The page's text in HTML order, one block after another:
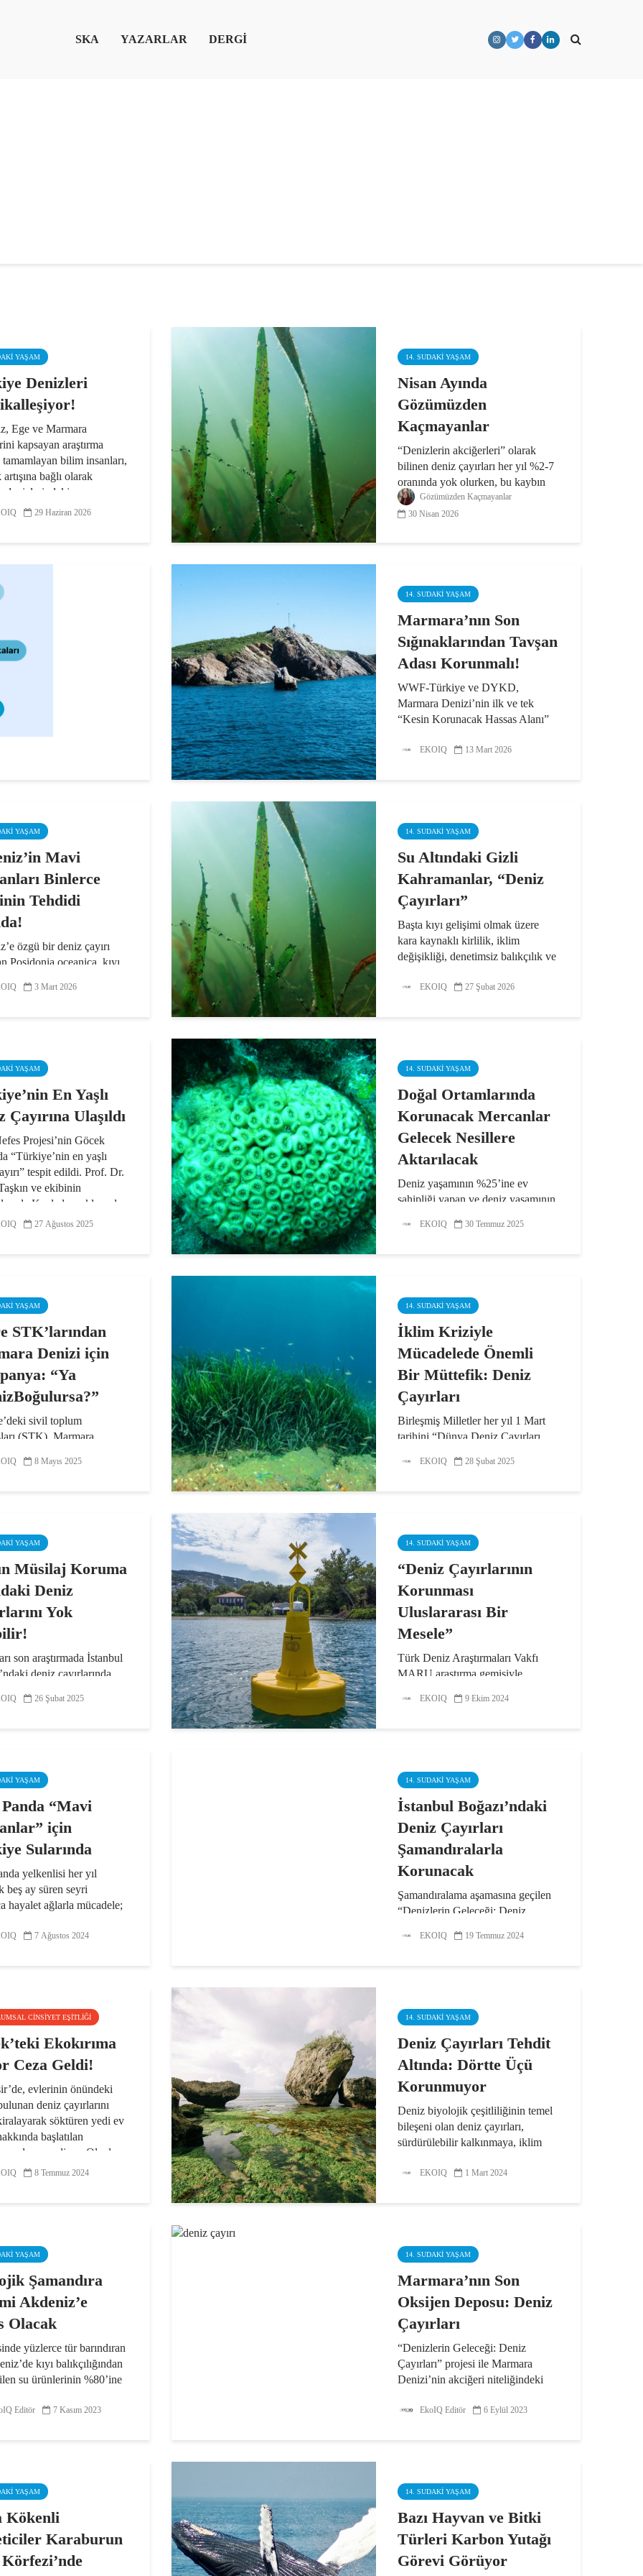
SKA YAZARLAR DERGİ
YAŞAM
Denizleri
Ege ve Marmara
kapsayan araştırma
bilim insanları,
artışına bağlı olarak
denizlerindeki
eğiliminin sürdüğünü
29 Haziran 2026
14. SUDAKI YAŞAM
Nisan Ayında
Gözümüzden
Kaçmayanlar
“Denizlerin akciğerleri” olarak
bilinen deniz çayırları her yıl %2-7
oranında yok olurken, bu kaybın
küresel ekonomiye yıllık
maliyetinin 42 milyar dolara
Gözümüzden Kaçmayanlar
30 Nisan 2026
14. SUDAKI YAŞAM
Marmara’nın Son
Sığınaklarından Tavşan
Adası Korunmalı!
WWF-Türkiye ve DYKD,
Marmara Denizi’nin ilk ve tek
“Kesin Korunacak Hassas Alanı”
tehditleri sıraladı. “Av Değil,
EKOIQ 13 Mart 2026
YAŞAM
Mavi
Binlerce
Tehdidi
özgü bir deniz çayırı
Posidonia oceanica, kıyı
biri. 20.000 km²’yi
3 Mart 2026
14. SUDAKI YAŞAM
Su Altındaki Gizli
Kahramanlar, “Deniz
Çayırları”
Başta kıyı gelişimi olmak üzere
kara kaynaklı kirlilik, iklim
değişikliği, denetimsiz balıkçılık ve
çayırlarının ve ilişkili
EKOIQ 27 Şubat 2026
YAŞAM
En Yaşlı
Çayırına Ulaşıldı
Projesi’nin Göcek
“Türkiye’nin en yaşlı
tespit edildi. Prof. Dr.
ve ekibinin
Kızılada açıklarında
deniz çayırının 2.000
27 Ağustos 2025
14. SUDAKI YAŞAM
Doğal Ortamlarında
Korunacak Mercanlar
Gelecek Nesillere
Aktarılacak
Deniz yaşamının %25’ine ev
sahipliği yapan ve deniz yaşamının
üstlenen mercanlar; iklim
EKOIQ 30 Temmuz 2025
YAŞAM
STK’larından
Denizi için
“Ya
sivil toplum
(STK), Marmara
etkisini artıran müsilaj
8 Mayıs 2025
14. SUDAKI YAŞAM
İklim Kriziyle
Mücadelede Önemli
Bir Müttefik: Deniz
Çayırları
Birleşmiş Milletler her yıl 1 Mart
tarihini “Dünya Deniz Çayırları
ülkede 300 bin kilometrekareden
EKOIQ 28 Şubat 2025
YAŞAM
Müsilaj Koruma
Deniz
Yok
son araştırmada İstanbul
deniz çayırlarında
Prof. Dr. Bayram Öztürk,
26 Şubat 2025
14. SUDAKI YAŞAM
“Deniz Çayırlarının
Korunması
Uluslararası Bir
Mesele”
Türk Deniz Araştırmaları Vakfı
MARU araştırma gemisiyle
bulunan Güney Koreli heyet,
EKOIQ 9 Ekim 2024
YAŞAM
“Mavi
için
Sularında
yelkenlisi her yıl
beş ay süren seyri
hayalet ağlarla mücadele;
“mavi ormanlar” adıyla
7 Ağustos 2024
14. SUDAKI YAŞAM
İstanbul Boğazı’ndaki
Deniz Çayırları
Şamandıralarla
Korunacak
Şamandıralama aşamasına geçilen
“Denizlerin Geleceği: Deniz
Boğazı ve Marmara Denizi’nde
EKOIQ 19 Temmuz 2024
CINSIYET EŞITLIĞI
Ekokırıma
Ceza Geldi!
evlerinin önündeki
deniz çayırlarını
söktüren yedi ev
başlatılan
devam ediyor. Olayla
kepçe operatörüne,
8 Temmuz 2024
14. SUDAKI YAŞAM
Deniz Çayırları Tehdit
Altında: Dörtte Üçü
Korunmuyor
Deniz biyolojik çeşitliliğinin temel
bileşeni olan deniz çayırları,
sürdürülebilir kalkınmaya, iklim
azaltılmasına ve iklim
EKOIQ 1 Mart 2024
YAŞAM
Şamandıra
Akdeniz’e
Olacak
yüzlerce tür barındıran
kıyı balıkçılığından
su ürünlerinin %80’ine
için “Akdeniz’e Nefes
Editör 7 Kasım 2023
14. SUDAKI YAŞAM
Marmara’nın Son
Oksijen Deposu: Deniz
Çayırları
“Denizlerin Geleceği: Deniz
Çayırları” projesi ile Marmara
Denizi’nin akciğeri niteliğindeki
haritalandırılarak temizlenmesi ve
EkoIQ Editör 6 Eylül 2023
YAŞAM
Kökenli
Karaburun
14. SUDAKI YAŞAM
Bazı Hayvan ve Bitki
Türleri Karbon Yutağı
Görevi Görüyor